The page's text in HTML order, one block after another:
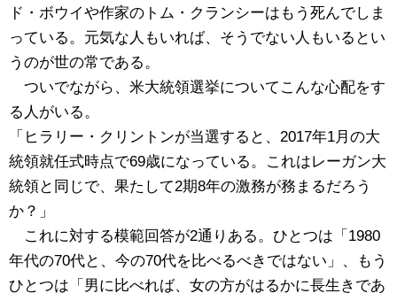
ド・ボウイや作家のトム・クランシーはもう死んでしま
っている。元気な人もいれば、そうでない人もいるとい
うのが世の常である。
ついでながら、米大統領選挙についてこんな心配をす
る人がいる。
「ヒラリー・クリントンが当選すると、2017年1月の大
統領就任式時点で69歳になっている。これはレーガン大
統領と同じで、果たして2期8年の激務が務まるだろう
か？」
これに対する模範回答が2通りある。ひとつは「1980
年代の70代と、今の70代を比べるべきではない」、もう
ひとつは「男に比べれば、女の方がはるかに長生きであ